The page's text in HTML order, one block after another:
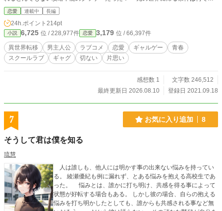
いいからエンディングを迎えること。すなわちバッドエンドでもOKというわけ
だがホモエンドだけは絶対に嫌だ！ これは、役に立たないサポートキャラと
共に迫りくるバグを避けつつ主人公と適度な距離を取った上で、誰でもいいから
ヒロインとくっつける。そんなミッションをノーマルな俺が嘆き疲弊しながらこ
なしていく悲しい物語である。 ※小説家になろう様、カクヨム様にも掲載させ
ていただいています。
恋愛 連載中 長編
24h.ポイント 214pt
小説 6,725 位 / 228,977件 恋愛 3,179 位 / 66,397件
異世界転移 男主人公 ラブコメ 恋愛 ギャルゲー
青春
スクールラブ
ギャグ 切ない 片思い
感想数 1
文字数 246,512
最終更新日 2026.08.10
登録日 2021.09.18
7 お気に入り追加 8
そうして君は僕を知る
琉慧
人は誰しも、他人には明かす事の出来ない悩みを持ってい
る。 綾瀬優紀も例に漏れず、とある悩みを抱える高校生であ
った。 悩みとは、誰かに打ち明け、共感を得る事によって
状態が好転する場合もある。 しかし彼の場合、自らの抱える
悩みを打ち明かしたとしても、誰からも共感される事など無